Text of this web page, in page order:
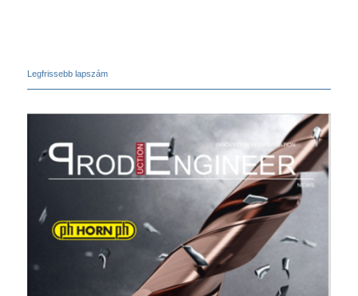
Legfrissebb lapszám